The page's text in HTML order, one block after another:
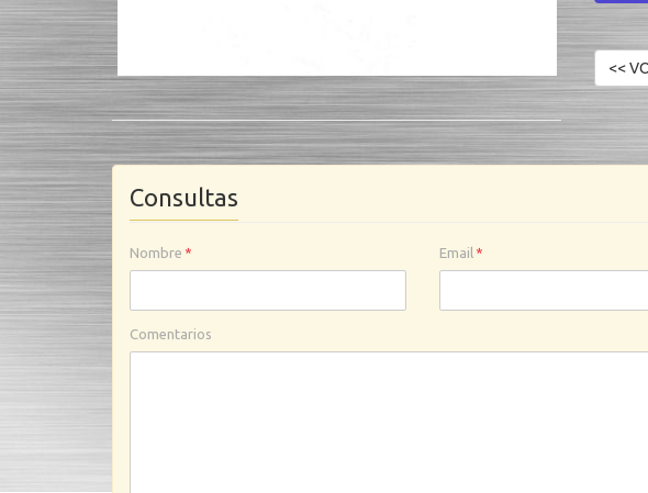
Consultas
Nombre * Email *
Comentarios